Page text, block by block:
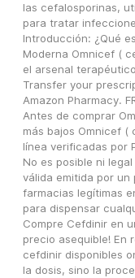
las cefalosporinas,
para tratar
Introducción: ¿Qué
Moderna Omnicef (
el arsenal
Transfer your
Amazon Pharmacy.
Antes de comprar
más bajos Omnicef (
línea verificadas por
No es posible ni
válida emitida por un
farmacias legítimas
para dispensar
Compre Cefdinir en
precio asequible! En
cefdinir disponibles
la dosis, sino la